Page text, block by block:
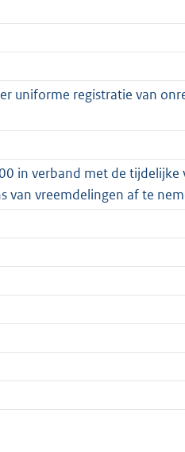
uniforme registratie van
in verband met de tijdelijke
van vreemdelingen af te